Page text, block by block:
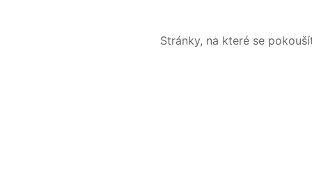
Stránky, na které se